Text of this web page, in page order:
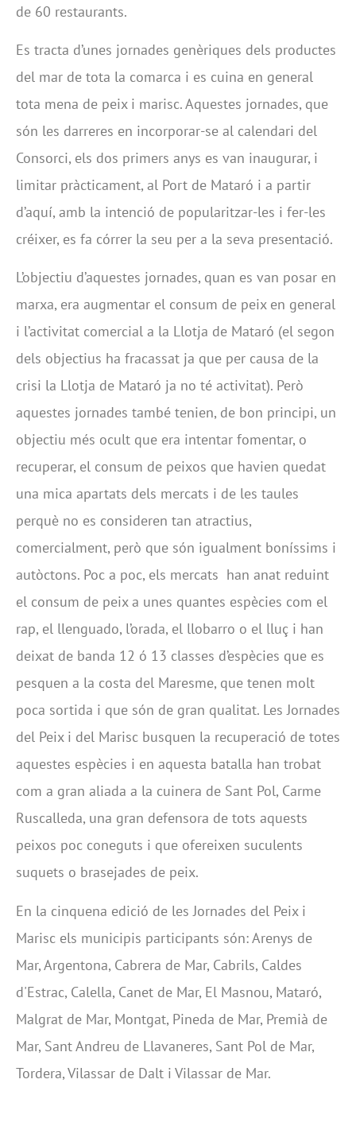
de 60 restaurants.
Es tracta d’unes jornades genèriques dels productes
del mar de tota la comarca i es cuina en general
tota mena de peix i marisc. Aquestes jornades, que
són les darreres en incorporar-se al calendari del
Consorci, els dos primers anys es van inaugurar, i
limitar pràcticament, al Port de Mataró i a partir
d’aquí, amb la intenció de popularitzar-les i fer-les
créixer, es fa córrer la seu per a la seva presentació.
L’objectiu d’aquestes jornades, quan es van posar en
marxa, era augmentar el consum de peix en general
i l’activitat comercial a la Llotja de Mataró (el segon
dels objectius ha fracassat ja que per causa de la
crisi la Llotja de Mataró ja no té activitat). Però
aquestes jornades també tenien, de bon principi, un
objectiu més ocult que era intentar fomentar, o
recuperar, el consum de peixos que havien quedat
una mica apartats dels mercats i de les taules
perquè no es consideren tan atractius,
comercialment, però que són igualment boníssims i
autòctons. Poc a poc, els mercats han anat reduint
el consum de peix a unes quantes espècies com el
rap, el llenguado, l’orada, el llobarro o el lluç i han
deixat de banda 12 ó 13 classes d’espècies que es
pesquen a la costa del Maresme, que tenen molt
poca sortida i que són de gran qualitat. Les Jornades
del Peix i del Marisc busquen la recuperació de totes
aquestes espècies i en aquesta batalla han trobat
com a gran aliada a la cuinera de Sant Pol, Carme
Ruscalleda, una gran defensora de tots aquests
peixos poc coneguts i que ofereixen suculents
suquets o brasejades de peix.
En la cinquena edició de les Jornades del Peix i
Marisc els municipis participants són: Arenys de
Mar, Argentona, Cabrera de Mar, Cabrils, Caldes
d'Estrac, Calella, Canet de Mar, El Masnou, Mataró,
Malgrat de Mar, Montgat, Pineda de Mar, Premià de
Mar, Sant Andreu de Llavaneres, Sant Pol de Mar,
Tordera, Vilassar de Dalt i Vilassar de Mar.